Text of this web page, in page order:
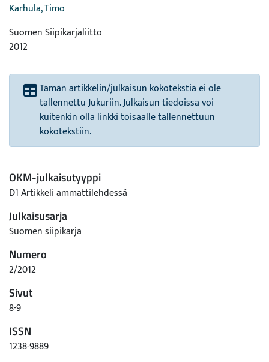
Karhula, Timo
Suomen Siipikarjaliitto
2012
Tämän artikkelin/julkaisun kokotekstiä ei ole
tallennettu Jukuriin. Julkaisun tiedoissa voi
kuitenkin olla linkki toisaalle tallennettuun
kokotekstiin.
OKM-julkaisutyyppi
D1 Artikkeli ammattilehdessä
Julkaisusarja
Suomen siipikarja
Numero
2/2012
Sivut
8-9
ISSN
1238-9889